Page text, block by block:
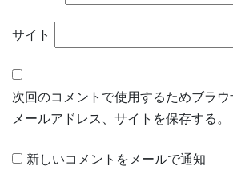
サイト
次回のコメントで使用するためブラウ
メールアドレス、サイトを保存する。
新しいコメントをメールで通知